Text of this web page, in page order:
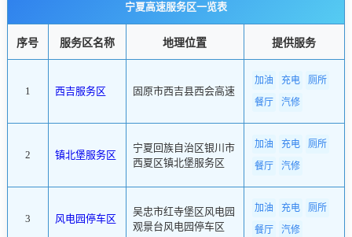
宁夏高速服务区一览表
序号 服务区名称 地理位置 提供服务
1 西吉服务区 固原市西吉县西会高速
加油 充电
厕所
餐厅
汽修
2 镇北堡服务区
宁夏回族自治区银川市
西夏区镇北堡服务区
加油 充电
厕所
餐厅
汽修
3 风电园停车区
吴忠市红寺堡区风电园
观景台风电园停车区
加油 充电
厕所
餐厅
汽修